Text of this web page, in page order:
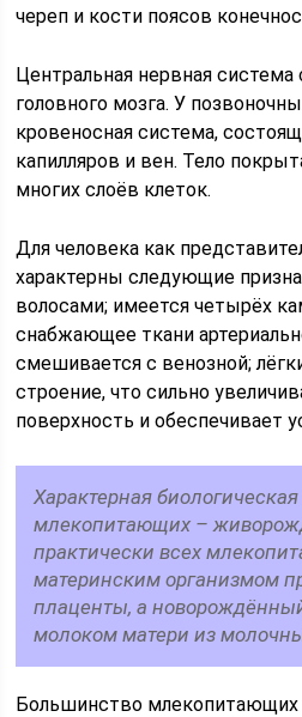
череп и кости поясов
Центральная нервная система
головного мозга. У
кровеносная система,
капилляров и вен. Тело
многих слоёв клеток.
Для человека как
характерны следующие
волосами; имеется четырёх
снабжающее ткани
смешивается с венозной;
строение, что сильно
поверхность и обеспечивает
Характерная
млекопитающих –
практически всех
материнским организмом
плаценты, а
молоком матери из
Большинство